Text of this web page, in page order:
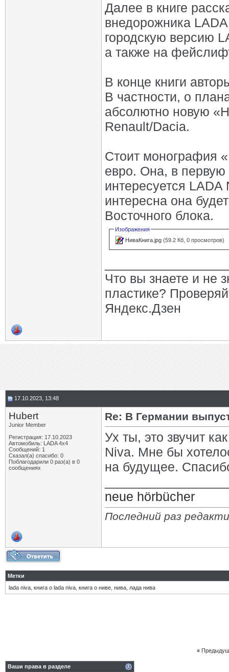
Далее в книге
внедорожника
городскую версию
а также на
В конце книги
В частности, о
абсолютно новую
Renault/Dacia.
Стоит монография
евро. Она, в первую
интересуется
интересна она
Восточного блока.
Изображения
НиваКнига.jpg (59.2 Кб, 0 просмотров)
Что вы знаете и не
пластике?
Яндекс.Дзен
17.10.2023, 13:48
Hubert
Junior Member
Регистрация: 17.10.2023
Автомобиль: LADA 4x4
Сообщений: 1
Сказал(а) спасибо: 0
Поблагодарили 0 раз(а) в 0
сообщениях
Re: В Германии
Ух ты, это звучит
Niva. Мне бы
на будущее.
neue hörbücher
Последний раз
Метки
lada niva книга о lada niva книга о ниве нива лада нива
«
Ваши права в разделе